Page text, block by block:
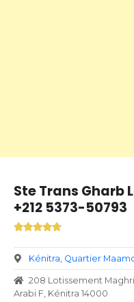
Ste Trans Gharb
+212 5373-50793
Kénitra Quartier
208 Lotissement
Arabi F, Kénitra 14000